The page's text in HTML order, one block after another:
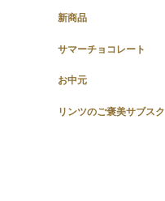
新商品
サマーチョコレート
お中元
リンツのご褒美サブスク